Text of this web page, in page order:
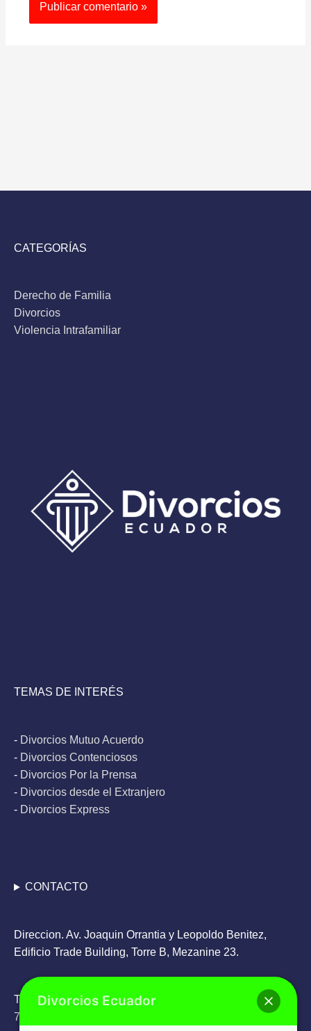
CATEGORÍAS
Derecho de Familia
Divorcios
Violencia Intrafamiliar
TEMAS DE INTERÉS
- Divorcios Mutuo Acuerdo
- Divorcios Contenciosos
- Divorcios Por la Prensa
- Divorcios desde el Extranjero
- Divorcios Express
CONTACTO
Direccion. Av. Joaquin Orrantia y Leopoldo Benitez,
Edificio Trade Building, Torre B, Mezanine 23.
Teléfono: Oficina+593 4 263 9336
+593 98
785 6505
Divorcios Ecuador